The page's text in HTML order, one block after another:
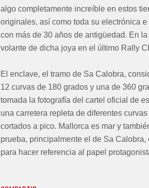
algo completamente increíble en estos
originales, así como toda su electrónica
con más de 30 años de antigüedad. En
volante de dicha joya en el último Rally
El enclave, el tramo de Sa Calobra,
12 curvas de 180 grados y una de 360
tomada la fotografía del cartel oficial de
una carretera repleta de diferentes
cortados a pico. Mallorca es mar y
prueba, principalmente el de Sa
para hacer referencia al papel